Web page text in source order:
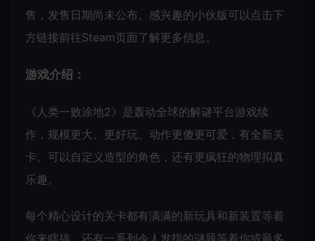
售，发售日期尚未公布。感兴趣的小伙版可以点击下
方链接前往Steam页面了解更多信息。
游戏介绍：
《人类一败涂地2》是轰动全球的解谜平台游戏续
作，规模更大、更好玩、动作更傻更可爱，有全新关
卡、可以自定义造型的角色，还有更疯狂的物理拟真
乐趣。
每个精心设计的关卡都有满满的新玩具和新装置等着
你来瞎搞，还有一系列令人发指的谜题等着你或最多